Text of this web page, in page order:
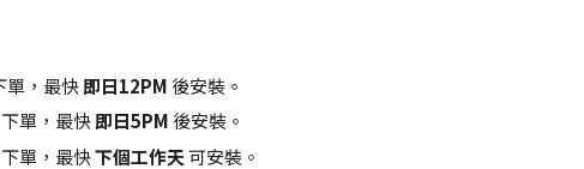
單，最快即日12PM 後安裝。
下單，最快即日5PM 後安裝。
下單，最快下個工作天可安裝。